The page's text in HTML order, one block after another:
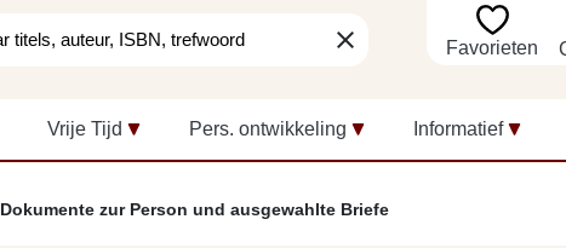
clear Favorieten
Vrije Tijd Pers. ontwikkeling Informatief
Dokumente zur Person und ausgewahlte Briefe